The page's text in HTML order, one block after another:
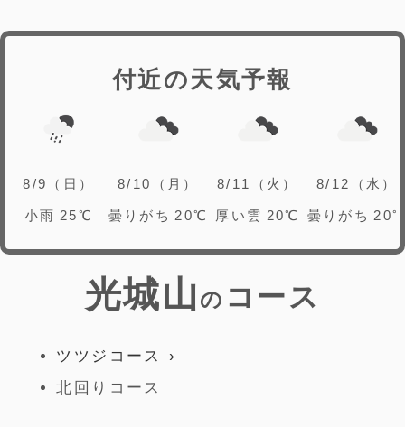
付近の天気予報
8/9（日）
小雨 25℃
8/10（月）
曇りがち 20℃
8/11（火）
厚い雲 20℃
8/12（水）
曇りがち
光城山 の コース
ツツジコース
北回りコース